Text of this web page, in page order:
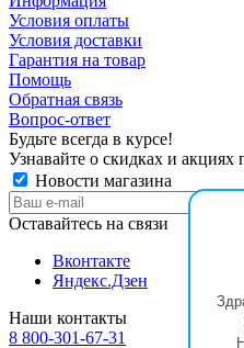
Условия оплаты
Условия доставки
Гарантия на товар
Помощь
Обратная связь
Вопрос-ответ
Будьте всегда в курсе!
Узнавайте о скидках и акциях
Новости магазина
Оставайтесь на связи
Вконтакте
Яндекс.Дзен
Наши контакты
8 800-301-67-31